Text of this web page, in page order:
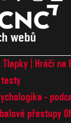
webů
Tlapky Hráči na
-
přestupy